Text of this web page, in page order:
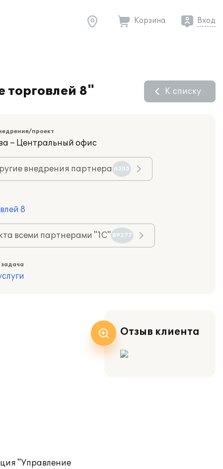
Корзина Вход
торговлей 8" К списку
проект
– Центральный офис
внедрения партнера 6305
8
всеми партнерами "1С" 89277
"Управление
Отзыв клиента